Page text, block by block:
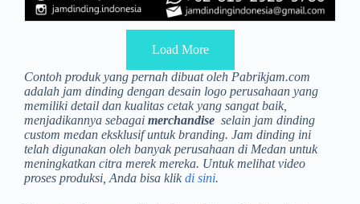
Load More
Contoh produk yang pernah dibuat oleh Pabrikjam.com
adalah jam dinding dengan desain logo perusahaan yang
memiliki detail dan kualitas cetak yang sangat baik,
menjadikannya sebagai merchandise selain jam dinding
custom medan eksklusif untuk branding. Jam dinding ini
telah digunakan oleh banyak perusahaan di Medan untuk
meningkatkan citra merek mereka. Untuk melihat video
proses produksi, Anda bisa klik di sini.